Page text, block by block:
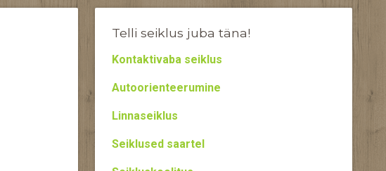
Telli seiklus juba täna!
Kontaktivaba seiklus
Autoorienteerumine
Linnaseiklus
Seiklused saartel